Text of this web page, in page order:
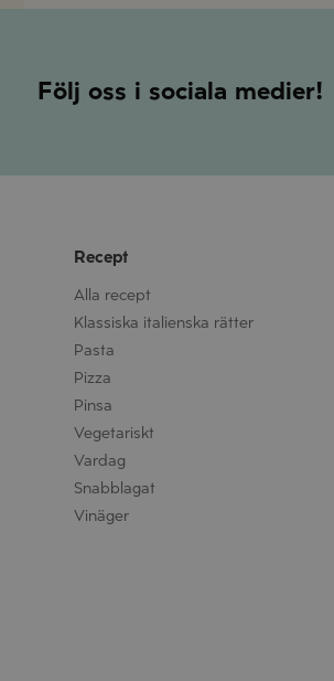
Följ oss i sociala medier!
Recept
Alla recept
Klassiska italienska rätter
Pasta
Pizza
Pinsa
Vegetariskt
Vardag
Snabblagat
Vinäger